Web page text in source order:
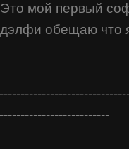
мой первый
обещаю что